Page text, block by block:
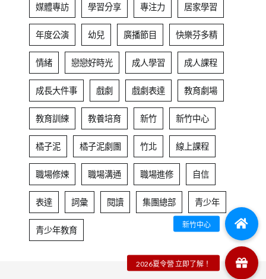
媒體專訪 學習分享 專注力 居家學習
年度公演 幼兒 廣播節目 快樂芬多精
情緒 戀戀好時光 成人學習 成人課程
成長大件事 戲劇 戲劇表達 教育劇場
教育訓練 教養培育 新竹 新竹中心
橘子泥 橘子泥劇團 竹北 線上課程
職場修煉 職場溝通 職場進修 自信
表達 詞彙 閱讀 集團總部 青少年
青少年教育